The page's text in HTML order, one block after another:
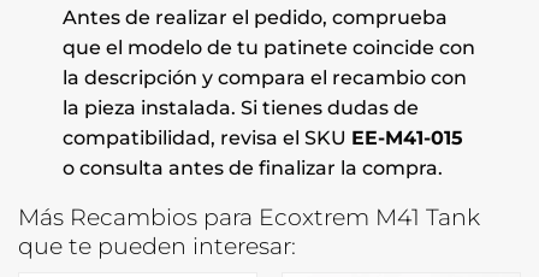
Antes de realizar el pedido, comprueba
que el modelo de tu patinete coincide con
la descripción y compara el recambio con
la pieza instalada. Si tienes dudas de
compatibilidad, revisa el SKU EE-M41-015
o consulta antes de finalizar la compra.
Más Recambios para Ecoxtrem M41 Tank
que te pueden interesar: